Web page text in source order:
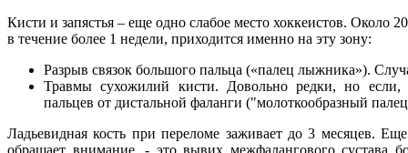
Кисти и запястья – еще одно слабое место хоккеистов. Около
в течение более 1 недели, приходится именно на эту зону:
Разрыв связок большого пальца («палец лыжника»).
Травмы сухожилий кисти. Довольно редки, но если,
пальцев от дистальной фаланги ("молоткообразный
Ладьевидная кость при переломе заживает до 3 месяцев.
обращает внимание, - это вывих межфалангового сустава